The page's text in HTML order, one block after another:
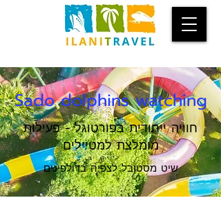
Sado dolphins watching
חוויה ייחודית בפורטוגל - פעילות
מומלצת למטיילים
שיט מסטובל לצפיה בדולפינים